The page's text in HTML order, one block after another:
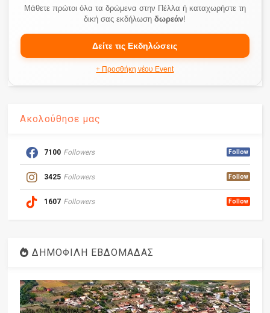
Μάθετε πρώτοι όλα τα δρώμενα στην Πέλλα ή καταχωρήστε τη
δική σας εκδήλωσηδωρεάν!
Δείτε τις Εκδηλώσεις
+ Προσθήκη νέου Event
Ακολούθησε μας
7100 Followers Follow
3425 Followers Follow
1607 Followers Follow
ΔΗΜΟΦΙΛΗ ΕΒΔΟΜΑΔΑΣ